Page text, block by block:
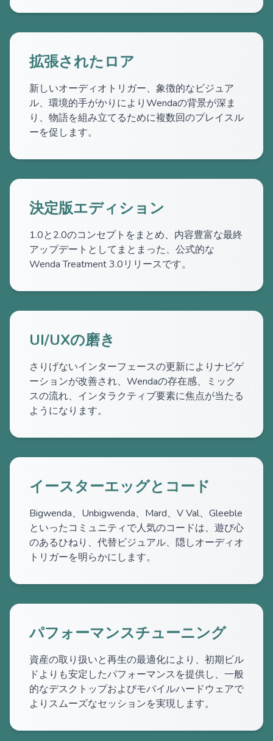
拡張されたロア
新しいオーディオトリガー、象徴的なビジュア
ル、環境的手がかりによりWendaの背景が深ま
り、物語を組み立てるために複数回のプレイスル
ーを促します。
決定版エディション
1.0と2.0のコンセプトをまとめ、内容豊富な最終
アップデートとしてまとまった、公式的な
Wenda Treatment 3.0リリースです。
UI/UXの磨き
さりげないインターフェースの更新によりナビゲ
ーションが改善され、Wendaの存在感、ミック
スの流れ、インタラクティブ要素に焦点が当たる
ようになります。
イースターエッグとコード
Bigwenda、Unbigwenda、Mard、V Val、Gleeble
といったコミュニティで人気のコードは、遊び心
のあるひねり、代替ビジュアル、隠しオーディオ
トリガーを明らかにします。
パフォーマンスチューニング
資産の取り扱いと再生の最適化により、初期ビル
ドよりも安定したパフォーマンスを提供し、一般
的なデスクトップおよびモバイルハードウェアで
よりスムーズなセッションを実現します。